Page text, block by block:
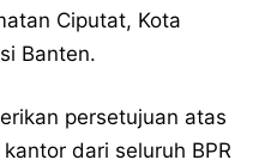
Ciputat, Kota
Banten.
persetujuan atas
dari seluruh BPR